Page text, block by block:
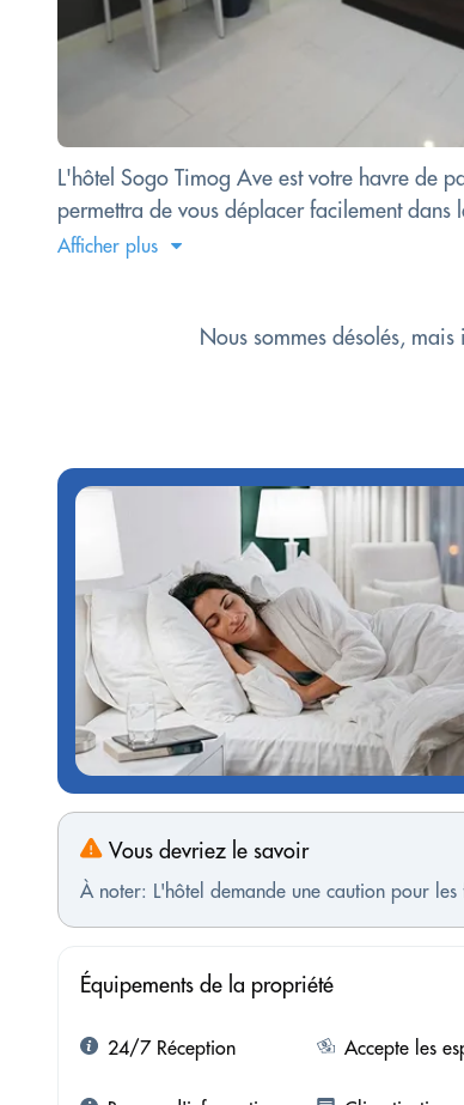
L'hôtel Sogo Timog Ave est votre havre de
permettra de vous déplacer facilement
Afficher plus
Nous sommes désolés,
Vous devriez le savoir
À noter: L'hôtel demande une caution pour
Équipements de la propriété
24/7 Réception Accepte les